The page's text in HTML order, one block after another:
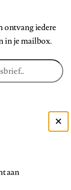
ontvang iedere
in je mailbox.
aan